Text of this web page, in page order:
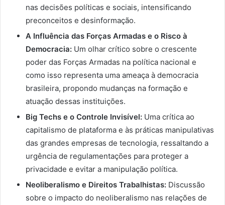
nas decisões políticas e sociais, intensificando
preconceitos e desinformação.
A Influência das Forças Armadas e o Risco à
Democracia: Um olhar crítico sobre o crescente
poder das Forças Armadas na política nacional e
como isso representa uma ameaça à democracia
brasileira, propondo mudanças na formação e
atuação dessas instituições.
Big Techs e o Controle Invisível: Uma crítica ao
capitalismo de plataforma e às práticas manipulativas
das grandes empresas de tecnologia, ressaltando a
urgência de regulamentações para proteger a
privacidade e evitar a manipulação política.
Neoliberalismo e Direitos Trabalhistas: Discussão
sobre o impacto do neoliberalismo nas relações de